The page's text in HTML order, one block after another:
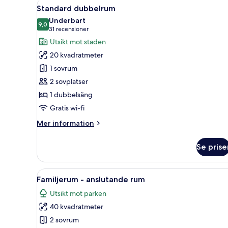
Öppna
alla
foton
för
Standard
dubbelrum
11
Standard dubbelrum
9,09,0 av 10
Underbart
31 recensioner
(31 recensioner)
Utsikt mot staden
20 kvadratmeter
1 sovrum
2 sovplatser
1 dubbelsäng
Gratis wi-fi
Mer information
Mer
dubbelrum
Se
Öppna
alla
foton
för
Familjerum
Ett hotellrum med en säng,
6
Familjerum - anslutande rum
Utsikt mot parken
40 kvadratmeter
2 sovrum